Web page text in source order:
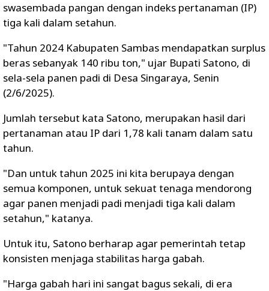
swasembada pangan dengan indeks pertanaman (IP)
tiga kali dalam setahun.
"Tahun 2024 Kabupaten Sambas mendapatkan surplus
beras sebanyak 140 ribu ton," ujar Bupati Satono, di
sela-sela panen padi di Desa Singaraya, Senin
(2/6/2025).
Jumlah tersebut kata Satono, merupakan hasil dari
pertanaman atau IP dari 1,78 kali tanam dalam satu
tahun.
"Dan untuk tahun 2025 ini kita berupaya dengan
semua komponen, untuk sekuat tenaga mendorong
agar panen menjadi padi menjadi tiga kali dalam
setahun," katanya.
Untuk itu, Satono berharap agar pemerintah tetap
konsisten menjaga stabilitas harga gabah.
"Harga gabah hari ini sangat bagus sekali, di era